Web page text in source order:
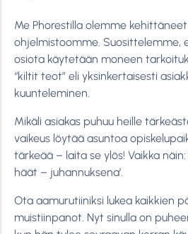
Me Phorestilla olemme
ohjelmistoomme. Suosittelemme,
osiota käytetään moneen
“kiltit teot” eli yksinkertaisesti
kuunteleminen.
Mikäli asiakas puhuu heille
vaikeus löytää asuntoa
tärkeää – laita se ylös! Vaikka
häät – juhannuksena’.
Ota aamurutiiniksi lukea kaikkien
muistiinpanot. Nyt sinulla on